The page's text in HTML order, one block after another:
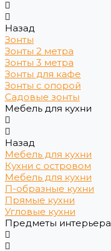
Назад
Зонты
Зонты 2 метра
Зонты 3 метра
Зонты для кафе
Зонты с опорой
Садовые зонты
Мебель для кухни
Назад
Мебель для кухни
Кухни с островом
Мебель для кухни
П-образные кухни
Прямые кухни
Угловые кухни
Предметы интерьера